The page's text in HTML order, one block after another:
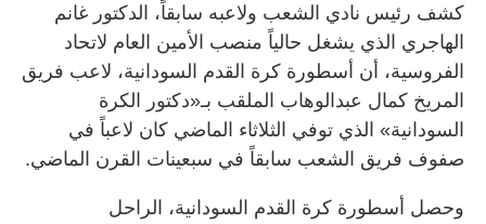
كشف رئيس نادي الشعب ولاعبه سابقاً، الدكتور غانم
الهاجري الذي يشغل حالياً منصب الأمين العام لاتحاد
الفروسية، أن أسطورة كرة القدم السودانية، لاعب فريق
المريخ كمال عبدالوهاب الملقب بـ«دكتور الكرة
السودانية» الذي توفي الثلاثاء الماضي كان لاعباً في
صفوف فريق الشعب سابقاً في سبعينات القرن الماضي.
وحصل أسطورة كرة القدم السودانية، الراحل